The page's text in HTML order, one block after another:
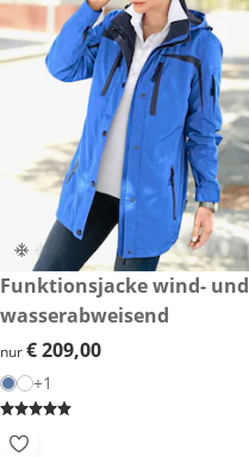
€ 209,00
Funktionsjacke wind- und
wasserabweisend
€ 209,00
nur€ 209,00
+1